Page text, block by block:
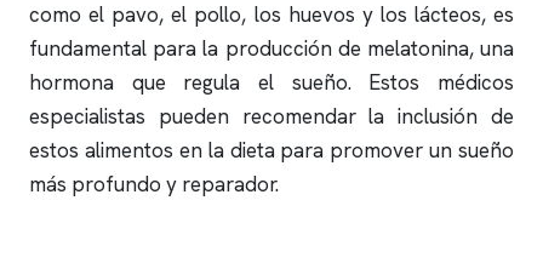
como el pavo, el pollo, los huevos y los lácteos, es
fundamental para la producción de melatonina, una
hormona que regula el sueño. Estos médicos
especialistas pueden recomendar la inclusión de
estos alimentos en la dieta para promover un sueño
más profundo y reparador.